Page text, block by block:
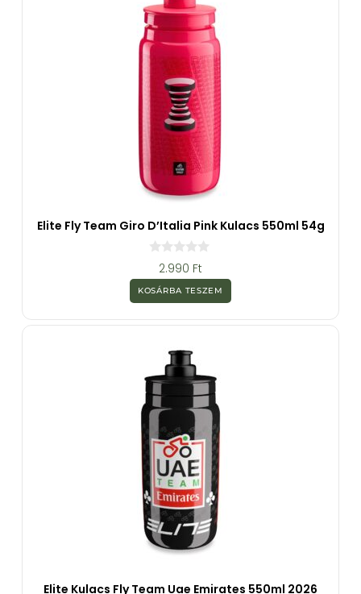
Elite Fly Team Giro D’Italia Pink Kulacs 550ml 54g
z
5
b
2.990 Ft
KOSÁRBA TESZEM
Elite Kulacs Fly Team Uae Emirates 550ml 2026